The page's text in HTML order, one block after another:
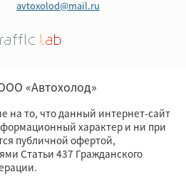
avtoxolod@mail.ru
«Автохолод»
то, что данный интернет-сайт
характер и ни при
публичной офертой,
Статьи 437 Гражданского